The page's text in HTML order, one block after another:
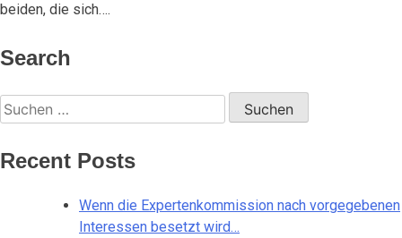
beiden, die sich….
Search
Suchen
nach:
Recent Posts
Wenn die Expertenkommission nach vorgegebenen
Interessen besetzt wird…